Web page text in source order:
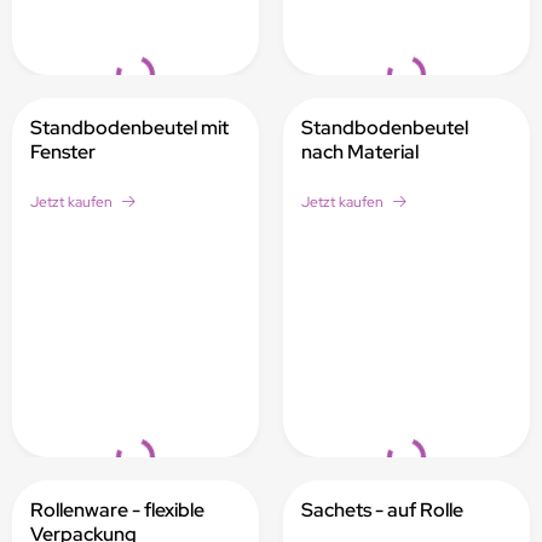
Loading... Loading...
Loading...
Standbodenbeutel mit
Fenster
Jetzt kaufen
Loading...
Standbodenbeutel
nach Material
Jetzt kaufen
Rollenware - flexible
Verpackung
Sachets - auf Rolle